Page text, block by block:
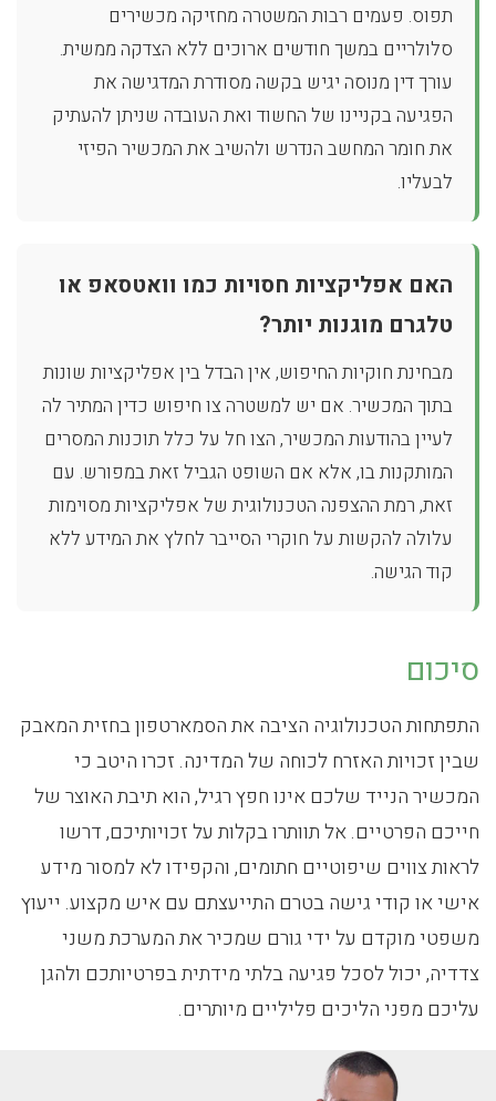
תפוס. פעמים רבות המשטרה מחזיקה מכשירים
סלולריים במשך חודשים ארוכים ללא הצדקה ממשית.
עורך דין מנוסה יגיש בקשה מסודרת המדגישה את
הפגיעה בקניינו של החשוד ואת העובדה שניתן להעתיק
את חומר המחשב הנדרש ולהשיב את המכשיר הפיזי
לבעליו.
האם אפליקציות חסויות כמו וואטסאפ או
טלגרם מוגנות יותר?
מבחינת חוקיות החיפוש, אין הבדל בין אפליקציות שונות
בתוך המכשיר. אם יש למשטרה צו חיפוש כדין המתיר לה
לעיין בהודעות המכשיר, הצו חל על כלל תוכנות המסרים
המותקנות בו, אלא אם השופט הגביל זאת במפורש. עם
זאת, רמת ההצפנה הטכנולוגית של אפליקציות מסוימות
עלולה להקשות על חוקרי הסייבר לחלץ את המידע ללא
קוד הגישה.
סיכום
התפתחות הטכנולוגיה הציבה את הסמארטפון בחזית המאבק
שבין זכויות האזרח לכוחה של המדינה. זכרו היטב כי
המכשיר הנייד שלכם אינו חפץ רגיל, הוא תיבת האוצר של
חייכם הפרטיים. אל תוותרו בקלות על זכויותיכם, דרשו
לראות צווים שיפוטיים חתומים, והקפידו לא למסור מידע
אישי או קודי גישה בטרם התייעצתם עם איש מקצוע. ייעוץ
משפטי מוקדם על ידי גורם שמכיר את המערכת משני
צדדיה, יכול לסכל פגיעה בלתי מידתית בפרטיותכם ולהגן
עליכם מפני הליכים פליליים מיותרים.